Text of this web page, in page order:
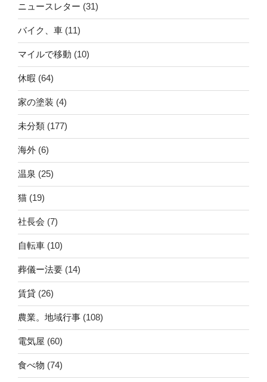
ニュースレター (31)
バイク、車 (11)
マイルで移動 (10)
休暇 (64)
家の塗装 (4)
未分類 (177)
海外 (6)
温泉 (25)
猫 (19)
社長会 (7)
自転車 (10)
葬儀ー法要 (14)
賃貸 (26)
農業。地域行事 (108)
電気屋 (60)
食べ物 (74)